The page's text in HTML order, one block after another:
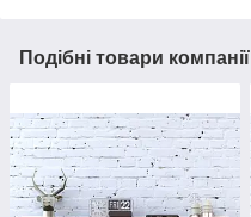
Подібні товари компанії